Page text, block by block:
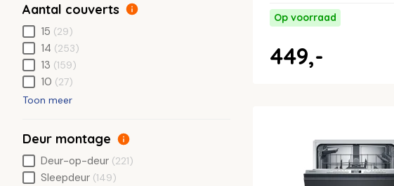
Op voorraad
449,-
Aantal couverts
15 (29)
14 (253)
13 (159)
10 (27)
Toon meer
Deur montage
Deur-op-deur (221)
Sleepdeur (149)